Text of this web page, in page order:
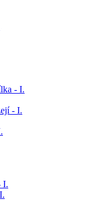
- I.
- I.
I.